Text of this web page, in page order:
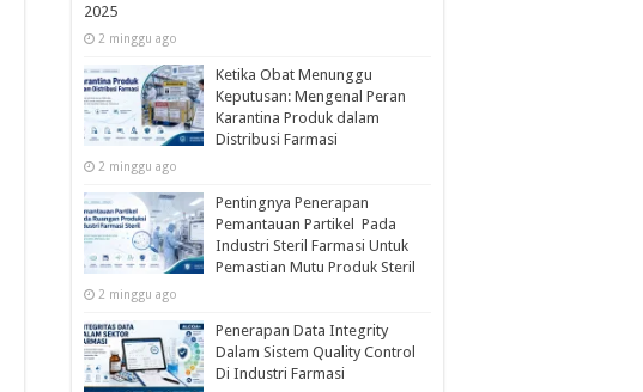
2025
2 minggu ago
Ketika Obat Menunggu
Keputusan: Mengenal Peran
Karantina Produk dalam
Distribusi Farmasi
2 minggu ago
Pentingnya Penerapan
Pemantauan Partikel Pada
Industri Steril Farmasi Untuk
Pemastian Mutu Produk Steril
2 minggu ago
Penerapan Data Integrity
Dalam Sistem Quality Control
Di Industri Farmasi